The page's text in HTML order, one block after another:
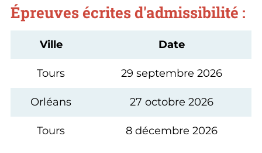
Épreuves écrites d'admissibilité :
Ville Date
Tours 29 septembre 2026
Orléans 27 octobre 2026
Tours 8 décembre 2026